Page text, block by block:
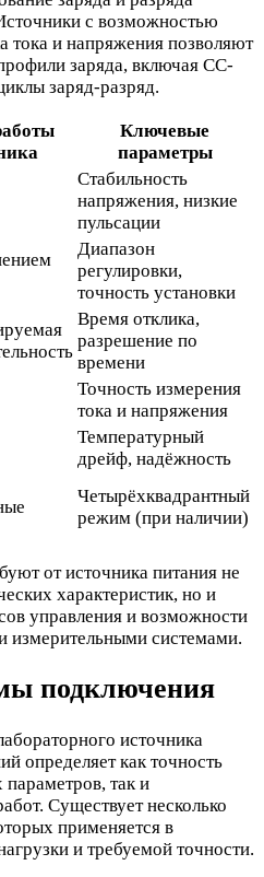
с возможностью
тока и напряжения позволяют
заряда, включая CC-
заряд-разряд.
Ключевые
параметры
Стабильность
напряжения, низкие
пульсации
Диапазон
регулировки,
точность установки
Время отклика,
разрешение по
времени
Точность измерения
тока и напряжения
Температурный
дрейф, надёжность
Четырёхквадрантный
режим (при наличии)
от источника питания не
характеристик, но и
управления и возможности
измерительными системами.
подключения
источника
определяет как точность
так и
Существует несколько
применяется в
и требуемой точности.